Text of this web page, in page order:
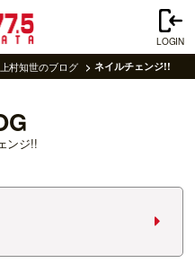
LOGIN
上村知世のブログ ネイルチェンジ!!
ンジ!!